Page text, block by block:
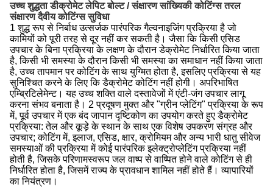
उच्च शुद्धता डीक्रोमेट लेपिट बोल्ट / संक्षारण सांख्यिकी कोटिंग्स तरल
संक्षारण दैवीय कोटिंग्स सुविधा
1 शुद्ध रूप से निर्बाध उत्सर्जक पारंपरिक गैल्वनाइजिंग प्रक्रिया है जो
कामियों को पूरी तरह से दूर नहीं कर सकती है।जैसा कि किसी एसिड
उपचार के बिना प्रक्रिया के लक्षण के दौरान डेक्रोमेट निर्धारित किया जाता
है, किसी भी समस्या के दौरान किसी भी समस्या का समाधान नहीं किया जाता
है, उच्च तापमान पर कोटिंग के साथ युग्मित होता है, इसलिए प्रक्रिया से यह
सुनिश्चित करने के लिए कि डैक्रोमेट कोटिंग नहीं होगी। अपरिभाषित
एम्ब्रिटिलेमेन्ट।यह उच्च शक्ति वाले दस्तावेजों में एंटी-जंग उपचार लागू
करना संभव बनाता है। 2 प्रदूषण मुक्त और "ग्रीन प्लेटिंग" प्रक्रिया के रूप
में, पूर्व उपचार में एक बंद जापान दृष्टिकोण का उपयोग करते हुए डैक्रोमेट
प्रक्रिया: तेल और कूड़े के स्थान के साथ एक विशेष उपकरण संग्रह और
उपचार;कोटिंग में, इलाज, एसिड, क्षार, क्रोमियम और अन्य भारी धातु सीवेज
समस्याओं की प्रक्रिया में कोई पारंपरिक इलेक्ट्रोप्लेटिंग प्रक्रिया नहीं
होती है, जिसके परिणामस्वरूप जल वाष्प से वाष्पित होने वाले कोटिंग से ही
निर्धारित होता है, जिसमें राज्य के प्रावधान शामिल नहीं होते हैं। व्यापारियों
का नियंत्रण।